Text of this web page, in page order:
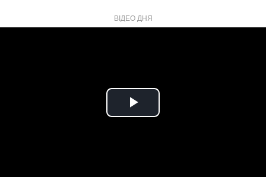
ВІДЕО ДНЯ
Play